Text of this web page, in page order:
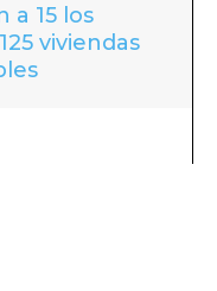
a 15 los
viviendas